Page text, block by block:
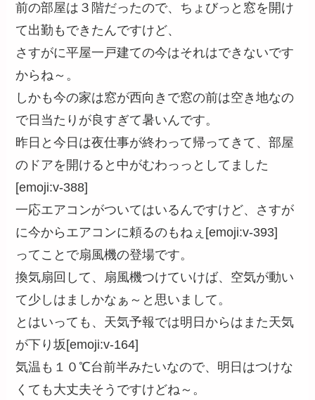
前の部屋は３階だったので、ちょびっと窓を開け
て出勤もできたんですけど、
さすがに平屋一戸建ての今はそれはできないです
からね～。
しかも今の家は窓が西向きで窓の前は空き地なの
で日当たりが良すぎて暑いんです。
昨日と今日は夜仕事が終わって帰ってきて、部屋
のドアを開けると中がむわっっとしてました
[emoji:v-388]
一応エアコンがついてはいるんですけど、さすが
に今からエアコンに頼るのもねぇ[emoji:v-393]
ってことで扇風機の登場です。
換気扇回して、扇風機つけていけば、空気が動い
て少しはましかなぁ～と思いまして。
とはいっても、天気予報では明日からはまた天気
が下り坂[emoji:v-164]
気温も１０℃台前半みたいなので、明日はつけな
くても大丈夫そうですけどね～。